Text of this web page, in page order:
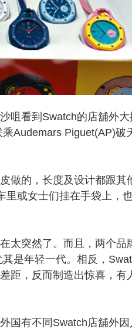
看到Swatch的店舖外大
Audemars Piguet(AP)破
的，长度及设计都跟其
或女士们挂在手袋上，
突然了。而且，两个品
是年轻一代。相反，
距，反而制造出惊喜，有
有不同Swatch店舖外因